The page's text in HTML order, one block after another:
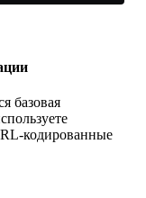
базовая
кодированные